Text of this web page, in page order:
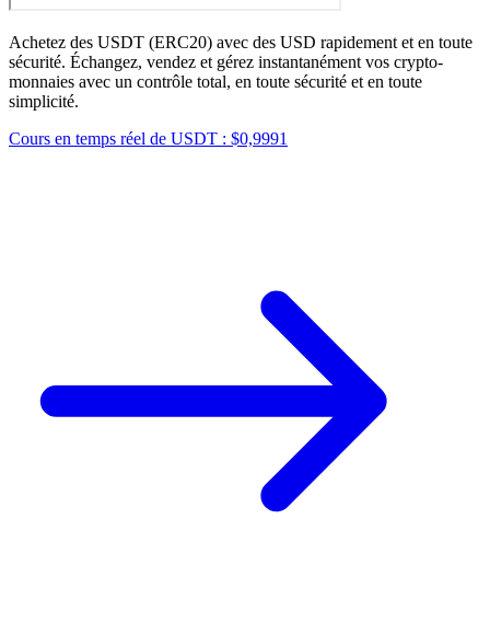
Achetez des USDT (ERC20) avec des USD rapidement et en toute
sécurité. Échangez, vendez et gérez instantanément vos crypto-
monnaies avec un contrôle total, en toute sécurité et en toute
simplicité.
Cours en temps réel de USDT : $0,9991